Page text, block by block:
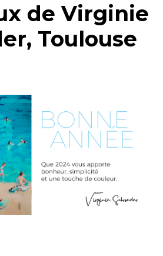
de Virginie
Toulouse